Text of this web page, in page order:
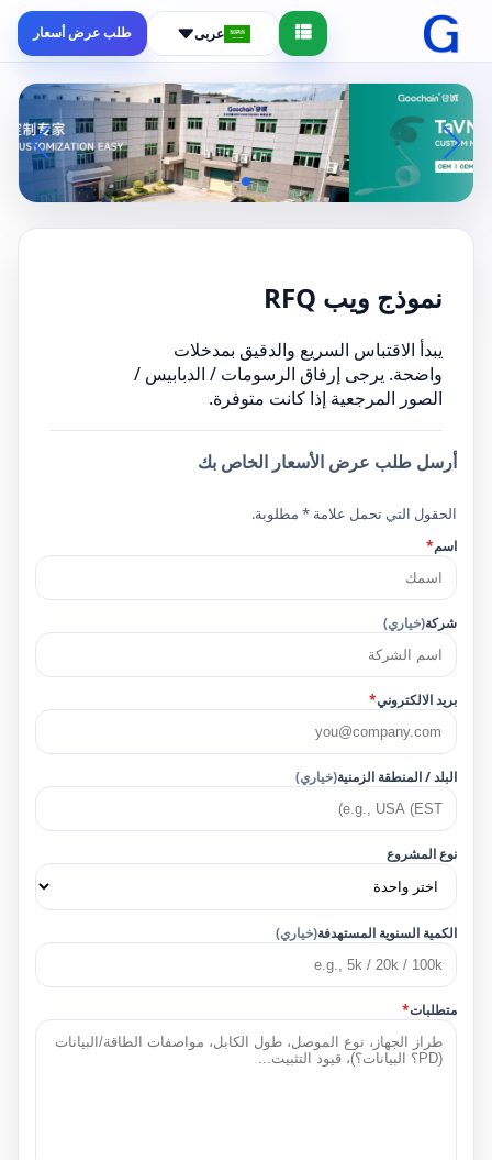
عربى طلب عرض أسعار
نموذج ويب RFQ
يبدأ الاقتباس السريع والدقيق بمدخلات
واضحة. يرجى إرفاق الرسومات / الدبابيس /
الصور المرجعية إذا كانت متوفرة.
أرسل طلب عرض الأسعار الخاص بك
الحقول التي تحمل علامة * مطلوبة.
اسم*
شركة(خياري)
بريد الالكتروني*
البلد / المنطقة الزمنية(خياري)
نوع المشروع
الكمية السنوية المستهدفة(خياري)
متطلبات*